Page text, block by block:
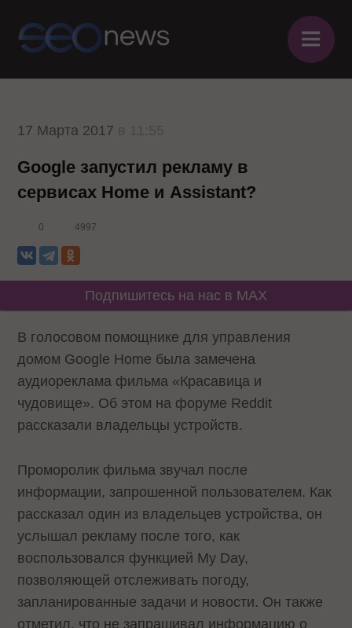
≡
17 Марта 2017
Google запустил рекламу в
сервисах Home и Assistant?
0 4997
Подпишитесь на нас в MAX
В голосовом помощнике для управления
домом Google Home была замечена
аудиореклама фильма «Красавица и
чудовище». Об этом на форуме Reddit
рассказали владельцы устройств.
Проморолик фильма звучал после
информации, запрошенной пользователем. Как
рассказал один из владельцев устройства, он
услышал рекламу после того, как
воспользовался функцией My Day,
позволяющей отслеживать погоду,
запланированные задачи и новости. Он также
отметил, что не запрашивал информацию о